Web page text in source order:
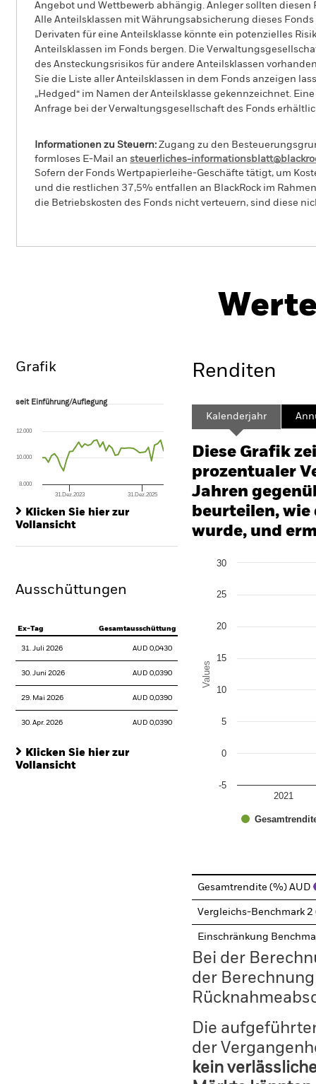
Angebot und Wettbewerb abhängig. Anleger sollten
Alle Anteilsklassen mit Währungsabsicherung dieses
Derivaten für eine Anteilsklasse könnte ein potenzielles
Anteilsklassen im Fonds bergen. Die
des Ansteckungsrisikos für andere Anteilsklassen
Sie die Liste aller Anteilsklassen in dem Fonds anzeigen
„Hedged“ im Namen der Anteilsklasse gekennzeichnet.
Anfrage bei der Verwaltungsgesellschaft des Fonds
Informationen zu Steuern: Zugang zu den
formloses E-Mail an steuerliches-
Sofern der Fonds Wertpapierleihe-Geschäfte tätigt, um
und die restlichen 37,5% entfallen an BlackRock im
die Betriebskosten des Fonds nicht verteuern, sind diese
Wertentwicklung
Grafik
seit Einführung/Auflegung
The chart has 1 X axis displaying Time. Range: 2023-03-31 00:00:00 to
The chart has 1 Y axis displaying values. Range: -20 to 40.
seit Einführung/Auflegung
31.Dez.2023 31.Dez.2025
8.000
10.000
12.000
Klicken Sie hier zur
Vollansicht
Ausschüttungen
Ex-Tag Gesamtausschüttung
31. Juli 2026 AUD 0,0430
30. Juni 2026 AUD 0,0390
29. Mai 2026 AUD 0,0390
30. Apr. 2026 AUD 0,0390
Klicken Sie hier zur
Vollansicht
Renditen
Kalenderjahr
Diese Grafik
prozentualer
Jahren
beurteilen,
wurde, und
Chart
Bar chart with 3 data
The chart has 1 Y axis
Values
2021
-5
0
5
10
15
20
25
30
Gesamtrendite (%) AUD
Vergleichs-Benchmark
Einschränkung
Bei der
der
Die
der
kein